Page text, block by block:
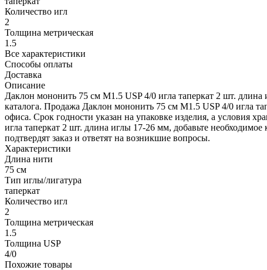
Количество игл
2
Толщина метрическая
1.5
Все характеристики
Способы оплаты
Доставка
Описание
Даклон мононить 75 см М1.5 USP 4/0 игла таперкат 2 шт.
каталога. Продажа Даклон мононить 75 см М1.5 USP 4/0 игла
офиса. Срок годности указан на упаковке изделия, а условия
игла таперкат 2 шт. длина иглы 17-26 мм, добавьте
подтвердят заказ и ответят на возникшие вопросы.
Характеристики
Длина нити
75 см
Тип иглы/лигатура
таперкат
Количество игл
2
Толщина метрическая
1.5
Толщина USP
4/0
Похожие товары